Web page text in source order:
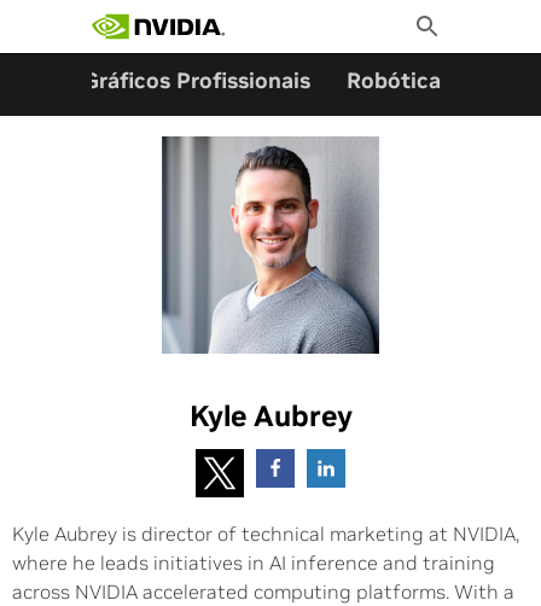
Toggle
Search
Gráficos Profissionais Robótica
Kyle Aubrey
Kyle Aubrey is director of technical marketing at NVIDIA,
where he leads initiatives in AI inference and training
across NVIDIA accelerated computing platforms. With a